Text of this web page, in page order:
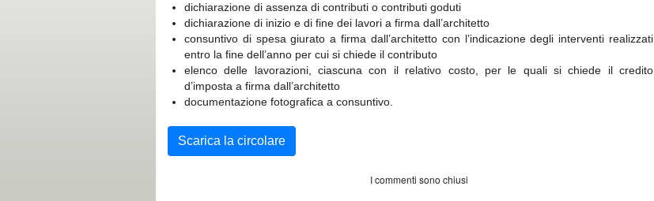
dichiarazione di assenza di contributi o contributi goduti
dichiarazione di inizio e di fine dei lavori a firma dall’architetto
consuntivo di spesa giurato a firma dall’architetto con l’indicazione degli interventi realizzati
entro la fine dell’anno per cui si chiede il contributo
elenco delle lavorazioni, ciascuna con il relativo costo, per le quali si chiede il credito
d’imposta a firma dall’architetto
documentazione fotografica a consuntivo.
Scarica la circolare
I commenti sono chiusi